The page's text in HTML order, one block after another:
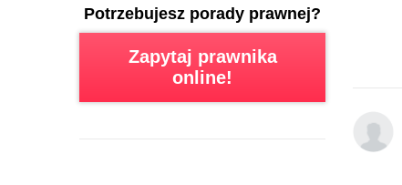
Potrzebujesz porady prawnej?
Zapytaj prawnika
online!